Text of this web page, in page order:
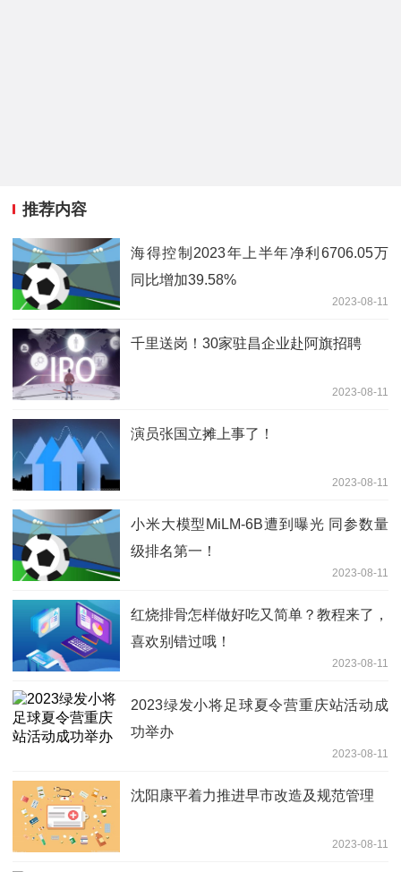
推荐内容
海得控制2023年上半年净利6706.05万
同比增加39.58%
2023-08-11
千里送岗！30家驻昌企业赴阿旗招聘
2023-08-11
演员张国立摊上事了！
2023-08-11
小米大模型MiLM-6B遭到曝光 同参数量
级排名第一！
2023-08-11
红烧排骨怎样做好吃又简单？教程来了，
喜欢别错过哦！
2023-08-11
2023绿发小将足球夏令营重庆站活动成
功举办
2023-08-11
沈阳康平着力推进早市改造及规范管理
2023-08-11